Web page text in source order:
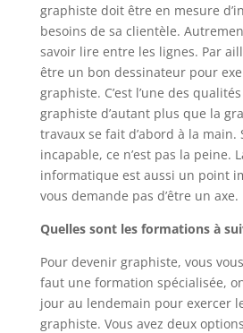
graphiste doit être en mesure
besoins de sa clientèle.
savoir lire entre les lignes. Par
être un bon dessinateur pour
graphiste. C’est l’une des
graphiste d’autant plus que la
travaux se fait d’abord à la main.
incapable, ce n’est pas la peine.
informatique est aussi un point
vous demande pas d’être un axe.
Quelles sont les formations à
Pour devenir graphiste, vous
faut une formation spécialisée,
jour au lendemain pour exercer
graphiste. Vous avez deux